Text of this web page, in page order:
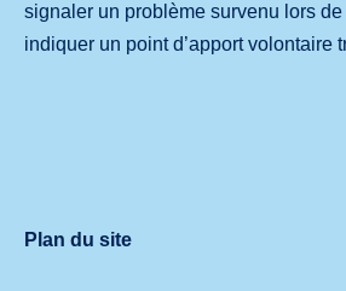
signaler un problème survenu lors
indiquer un point d’apport volontaire
Plan du site